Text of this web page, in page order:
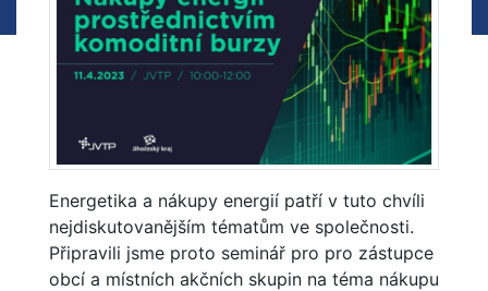
Energetika a nákupy energií patří v tuto chvíli
nejdiskutovanějším tématům ve společnosti.
Připravili jsme proto seminář pro pro zástupce
obcí a místních akčních skupin na téma nákupu